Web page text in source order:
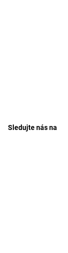
Sledujte nás na